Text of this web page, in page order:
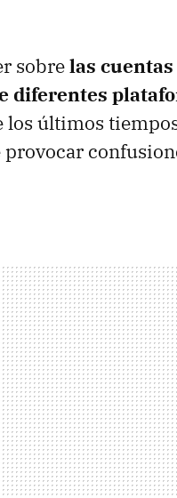
sobrelas cuentas
diferentes
los últimos